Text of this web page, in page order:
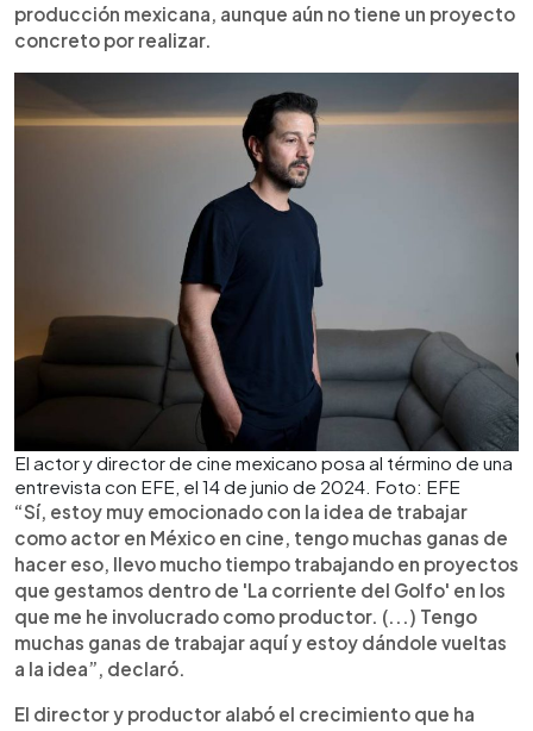
producción mexicana, aunque aún no tiene un proyecto
concreto por realizar.
El actor y director de cine mexicano posa al término de una
entrevista con EFE, el 14 de junio de 2024. Foto: EFE
“Sí, estoy muy emocionado con la idea de trabajar
como actor en México en cine, tengo muchas ganas de
hacer eso, llevo mucho tiempo trabajando en proyectos
que gestamos dentro de 'La corriente del Golfo' en los
que me he involucrado como productor. (...) Tengo
muchas ganas de trabajar aquí y estoy dándole vueltas
a la idea”, declaró.
El director y productor alabó el crecimiento que ha